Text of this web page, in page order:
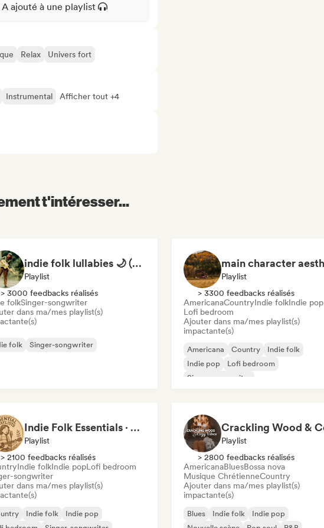
A ajouté à une playlist
Relax Univers fort
Instrumental Afficher tout +4
t'intéresser...
indie folk lullabies 🌙 (by okay alright)
Playlist
> 3000 feedbacks réalisés
folkSinger-songwriter
dans ma/mes playlist(s)
folk Singer-songwriter
Playlist
> 3300 feedbacks réalisés
AmericanaCountryIndie folkIndie pop
Lofi bedroom
Ajouter dans ma/mes playlist(s)
impactante(s)
Americana Country
Indie folk
Indie pop
Lofi bedroom
Singer-songwriter
Indie Folk Essentials · by Essential Playlists
Playlist
> 2100 feedbacks réalisés
Indie folkIndie popLofi bedroom
songwriter
dans ma/mes playlist(s)
Indie folk
Indie pop
Playlist
> 2800 feedbacks réalisés
AmericanaBluesBossa nova
Musique ChrétienneCountry
Ajouter dans ma/mes playlist(s)
impactante(s)
Blues Indie folk
Indie pop